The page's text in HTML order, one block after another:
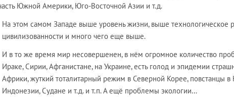
Южной Америки, Юго-Восточной Азии и т.д.
На этом самом Западе выше уровень жизни, выше технологическое
цивилизованности и много чего еще выше.
И в то же время мир несовершенен, в нём огромное количество
Ираке, Сирии, Афганистане, на Украине, есть голод и эпидемии
Африки, жуткий тоталитарный режим в Северной Корее, повстанцы
Индонезии, Судане и т.д. и т.п. А ещё проблемы экологии…